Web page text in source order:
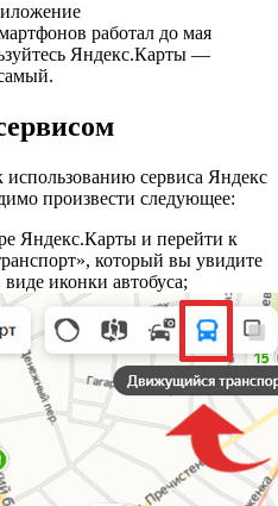
работал до мая
Яндекс.Карты —
сервиса Яндекс
произвести следующее:
Яндекс.Карты и перейти к
который вы увидите
иконки автобуса;